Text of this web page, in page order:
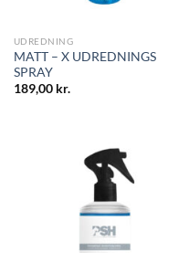
UDREDNING
MATT – X UDREDNINGS
SPRAY
189,00 kr.